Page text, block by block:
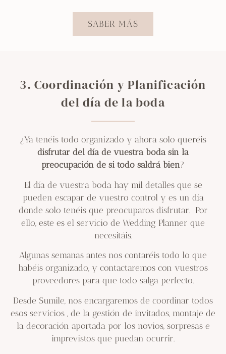
SABER MÁS
3. Coordinación y Planificación
del día de la boda
¿Ya tenéis todo organizado y ahora solo queréis
disfrutar del día de vuestra boda sin la
preocupación de si todo saldrá bien?
El día de vuestra boda hay mil detalles que se
pueden escapar de vuestro control y es un día
donde solo tenéis que preocuparos disfrutar. Por
ello, este es el servicio de Wedding Planner que
necesitáis.
Algunas semanas antes nos contaréis todo lo que
habéis organizado, y contactaremos con vuestros
proveedores para que todo salga perfecto.
Desde Sumile, nos encargaremos de coordinar todos
esos servicios , de la gestión de invitados, montaje de
la decoración aportada por los novios, sorpresas e
imprevistos que puedan ocurrir.